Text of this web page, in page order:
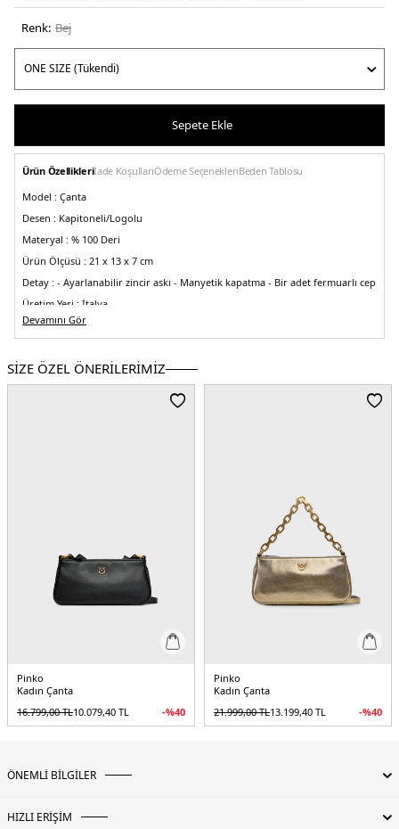
Renk: bej
Sepete Ekle
Ürün Özellikleriİade KoşullarıÖdeme SeçenekleriBeden Tablosu
Model : Çanta
Desen : Kapitoneli/Logolu
Materyal : % 100 Deri
Ürün Ölçüsü : 21 x 13 x 7 cm
Detay : - Ayarlanabilir zincir askı - Manyetik kapatma - Bir adet fermuarlı cep
Üretim Yeri : İtalya
5DE2104550A26ZC50Q.17
Devamını Gör
SİZE ÖZEL ÖNERİLERİMİZ
Pinko
Kadın Çanta
16.799,00TL10.079,40 TL -%40
Pinko
Kadın Çanta
21.999,00TL13.199,40 TL -%40
ÖNEMLİ BİLGİLER
HIZLI ERİŞİM